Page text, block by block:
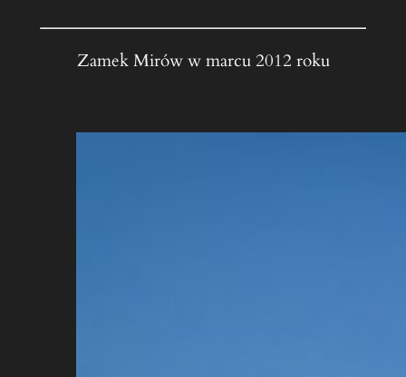
Zamek Mirów w marcu 2012 roku